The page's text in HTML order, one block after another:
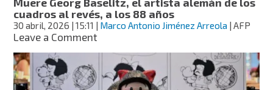
los
albañiles
cuadros al revés, a los 88 años
30 abril, 2026 | 15:11 | Marco Antonio Jiménez Arreola | AFP
Leave a Commenton
Georg
Baselitz,